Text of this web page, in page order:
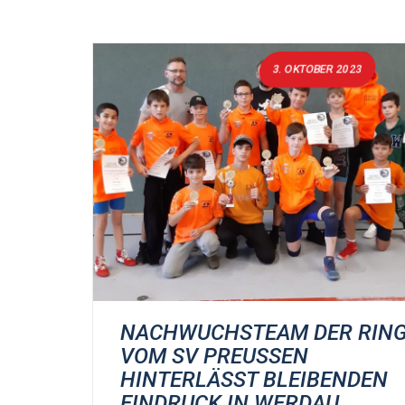
NACHWUCHSTEAM DER
VOM SV PREUSSEN H
INTERLÄSST BLEIBENDEN E
3. OKTOBER 2023